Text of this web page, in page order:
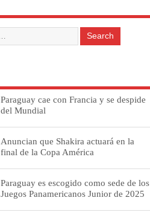
Paraguay cae con Francia y se despide
del Mundial
Anuncian que Shakira actuará en la
final de la Copa América
Paraguay es escogido como sede de los
Juegos Panamericanos Junior de 2025